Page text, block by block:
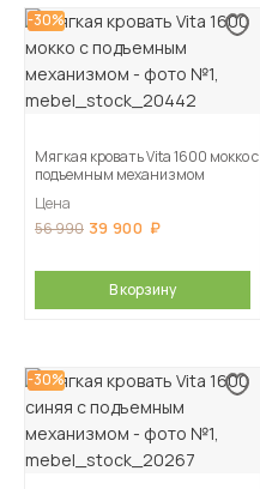
-30%
Мягкая кровать Vita 1600 мокко с
подъемным механизмом
Цена
56 990 39 900
В корзину
-30%